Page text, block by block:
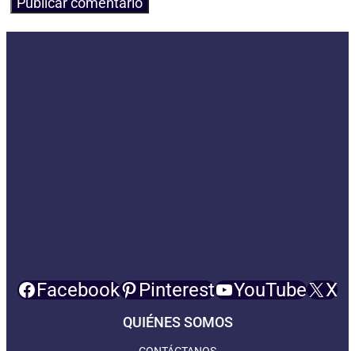
Facebook Pinterest YouTube X
QUIÉNES SOMOS